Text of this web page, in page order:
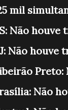
mil
Não houve
Não houve
Não